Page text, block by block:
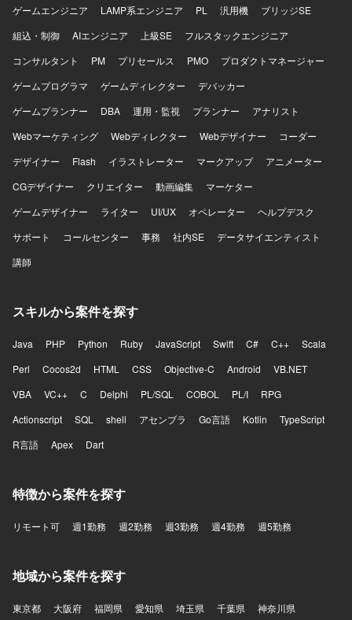
ゲームエンジニア
LAMP系エンジニア PL 汎用機
ブリッジSE
組込・制御
AIエンジニア 上級SE
フルスタックエンジニア
コンサルタント
PM プリセールス PMO
プロダクトマネージャー
ゲームプログラマ
ゲームディレクター
デバッカー
ゲームプランナー
DBA 運用・監視 プランナー
アナリスト
Webマーケティング
Webディレクター Webデザイナー
コーダー
デザイナー
Flash イラストレーター マークアップ
アニメーター
CGデザイナー
クリエイター 動画編集
マーケター
ゲームデザイナー
ライター UI/UX オペレーター
ヘルプデスク
サポート
コールセンター 事務 社内SE
データサイエンティスト
講師
スキルから案件を探す
Java PHP Python Ruby JavaScript Swift C# C++
Scala
Perl
Cocos2d HTML CSS Objective-C Android
VB.NET
VBA
VC++ C Delphi PL/SQL COBOL PL/I
RPG
Actionscript
SQL shell アセンブラ Go言語 Kotlin
TypeScript
R言語
Apex Dart
特徴から案件を探す
リモート可 週1勤務 週2勤務 週3勤務 週4勤務 週5勤務
地域から案件を探す
東京都 大阪府 福岡県 愛知県 埼玉県 千葉県 神奈川県